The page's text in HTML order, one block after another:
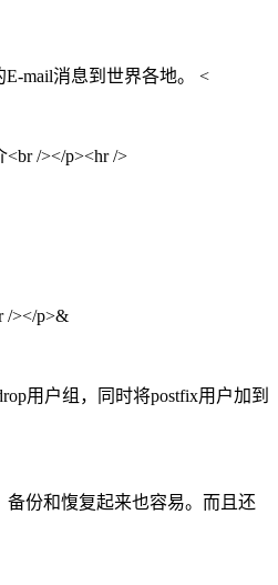
E-mail消息到世界各地。 <
/></p><hr />
/></p>&
用户组，同时将postfix用户加到
份和愎复起来也容易。而且还